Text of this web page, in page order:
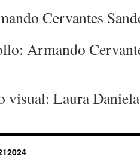
Cervantes
Armando
visual: Laura